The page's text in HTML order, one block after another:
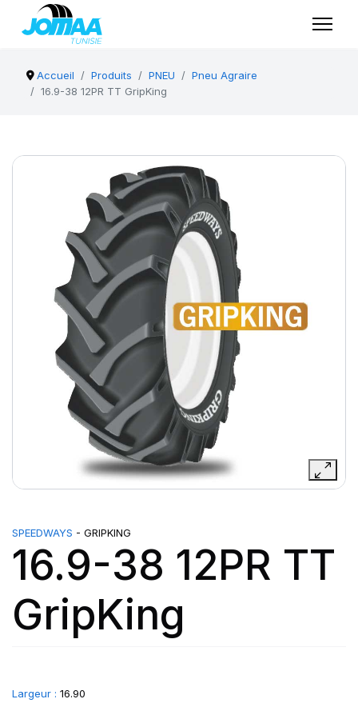
Accueil Produits PNEU
Pneu Agraire
16.9-38 12PR TT GripKing
SPEEDWAYS - GRIPKING
16.9-38 12PR TT
GripKing
Largeur : 16.90